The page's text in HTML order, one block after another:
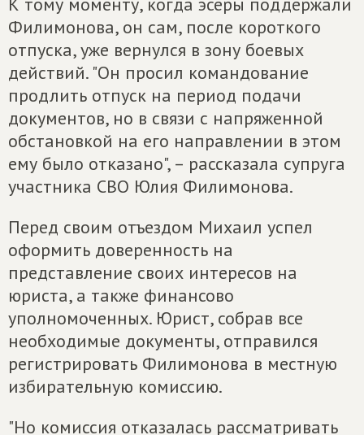
Филимонова, он сам, после короткого
отпуска, уже вернулся в зону боевых
действий. "Он просил командование
продлить отпуск на период подачи
документов, но в связи с напряженной
обстановкой на его направлении в этом
ему было отказано", – рассказала супруга
участника СВО Юлия Филимонова.
Перед своим отъездом Михаил успел
оформить доверенность на
представление своих интересов на
юриста, а также финансово
уполномоченных. Юрист, собрав все
необходимые документы, отправился
регистрировать Филимонова в местную
избирательную комиссию.
"Но комиссия отказалась рассматривать